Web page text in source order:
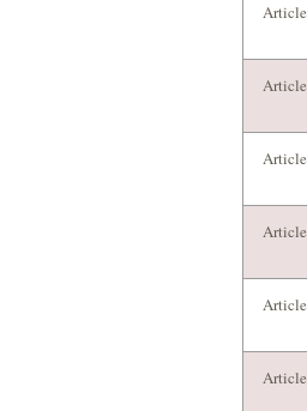
Article
Article
Article
Article
Article
Article